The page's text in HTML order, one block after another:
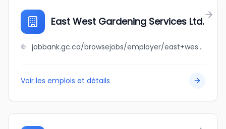
East West Gardening Services Ltd.
jobbank.gc.ca/browsejobs/employer/east+west+gardening+services+ltd./ca
Voir les emplois et détails